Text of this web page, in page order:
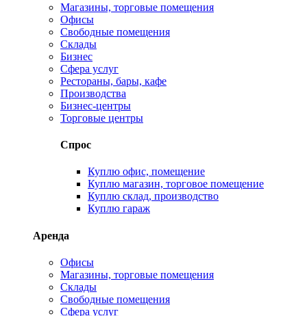
Магазины, торговые помещения
Офисы
Свободные помещения
Склады
Бизнес
Сфера услуг
Рестораны, бары, кафе
Производства
Бизнес-центры
Торговые центры
Спрос
Куплю офис, помещение
Куплю магазин, торговое помещение
Куплю склад, производство
Куплю гараж
Аренда
Офисы
Магазины, торговые помещения
Склады
Свободные помещения
Сфера услуг